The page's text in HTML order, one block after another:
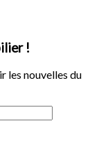
!
les nouvelles du